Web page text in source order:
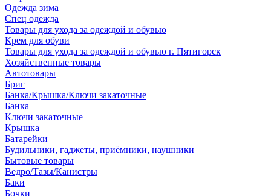
Одежда зима
Спец одежда
Товары для ухода за одеждой и обувью
Крем для обуви
Товары для ухода за одеждой и обувью г. Пятигорск
Хозяйственные товары
Автотовары
Бриг
Банка/Крышка/Ключи закаточные
Банка
Ключи закаточные
Крышка
Батарейки
Будильники, гаджеты, приёмники, наушники
Бытовые товары
Ведро/Тазы/Канистры
Баки
Бочки